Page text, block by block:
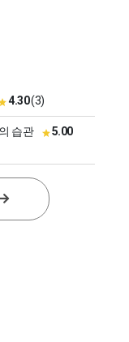
4.30(3)
습관
5.00